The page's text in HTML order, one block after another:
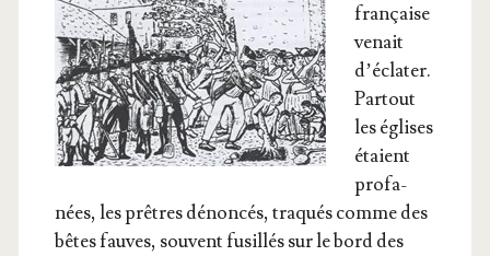
fran­çaise
venait
d’é­cla­ter.
Par­tout
les églises
étaient
pro­fa­
nées, les prêtres dénon­cés, tra­qués comme des
bêtes fauves, sou­vent fusillés sur le bord des